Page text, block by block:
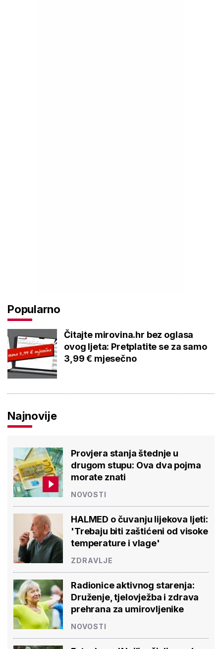
Popularno
Čitajte mirovina.hr bez oglasa
ovog ljeta: Pretplatite se za samo
3,99 € mjesečno
Najnovije
Provjera stanja štednje u
drugom stupu: Ova dva pojma
morate znati
NOVOSTI
HALMED o čuvanju lijekova ljeti:
'Trebaju biti zaštićeni od visoke
temperature i vlage'
ZDRAVLJE
Radionice aktivnog starenja:
Druženje, tjelovježba i zdrava
prehrana za umirovljenike
NOVOSTI